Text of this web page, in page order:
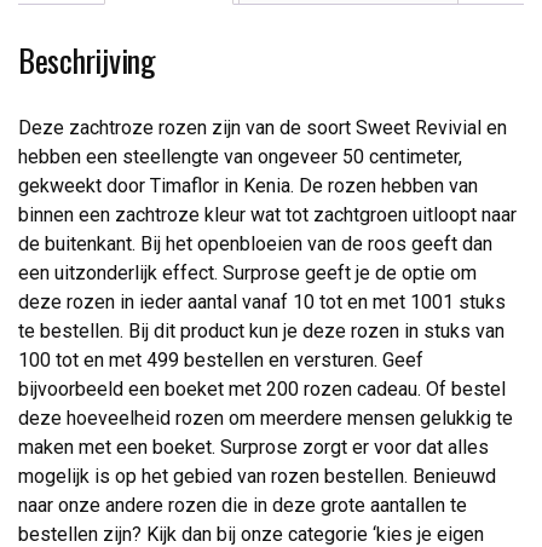
Beschrijving
Deze zachtroze rozen zijn van de soort Sweet Revivial en
hebben een steellengte van ongeveer 50 centimeter,
gekweekt door Timaflor in Kenia. De rozen hebben van
binnen een zachtroze kleur wat tot zachtgroen uitloopt naar
de buitenkant. Bij het openbloeien van de roos geeft dan
een uitzonderlijk effect. Surprose geeft je de optie om
deze rozen in ieder aantal vanaf 10 tot en met 1001 stuks
te bestellen. Bij dit product kun je deze rozen in stuks van
100 tot en met 499 bestellen en versturen. Geef
bijvoorbeeld een boeket met 200 rozen cadeau. Of bestel
deze hoeveelheid rozen om meerdere mensen gelukkig te
maken met een boeket. Surprose zorgt er voor dat alles
mogelijk is op het gebied van rozen bestellen. Benieuwd
naar onze andere rozen die in deze grote aantallen te
bestellen zijn? Kijk dan bij onze categorie ‘kies je eigen